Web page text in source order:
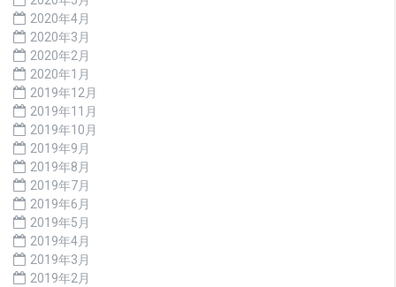
2020年4月
2020年3月
2020年2月
2020年1月
2019年12月
2019年11月
2019年10月
2019年9月
2019年8月
2019年7月
2019年6月
2019年5月
2019年4月
2019年3月
2019年2月